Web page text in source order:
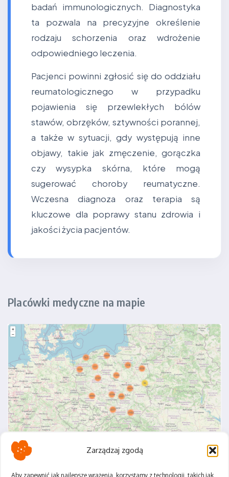
Zarządzaj zgodą
Aby zapewnić jak najlepsze wrażenia, korzystamy z technologii, takich jak
badań immunologicznych. Diagnostyka
ta pozwala na precyzyjne określenie
rodzaju schorzenia oraz wdrożenie
odpowiedniego leczenia.
Pacjenci powinni zgłosić się do oddziału
reumatologicznego w przypadku
pojawienia się przewlekłych bólów
stawów, obrzęków, sztywności porannej,
a także w sytuacji, gdy występują inne
objawy, takie jak zmęczenie, gorączka
czy wysypka skórna, które mogą
sugerować choroby reumatyczne.
Wczesna diagnoza oraz terapia są
kluczowe dla poprawy stanu zdrowia i
jakości życia pacjentów.
Placówki medyczne na mapie